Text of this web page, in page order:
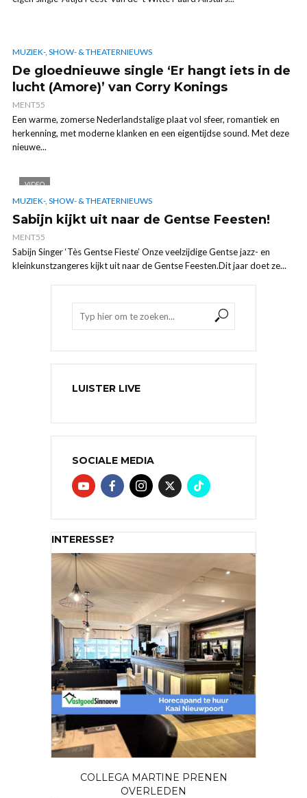
MUZIEK-, SHOW- & THEATERNIEUWS
De gloednieuwe single ‘Er hangt iets in de
lucht (Amore)’ van Corry Konings
MENT55
Een warme, zomerse Nederlandstalige plaat vol sfeer, romantiek en
herkenning, met moderne klanken en een eigentijdse sound. Met deze
nieuwe...
VIDEO
MUZIEK-, SHOW- & THEATERNIEUWS
Sabijn kijkt uit naar de Gentse Feesten!
MENT55
Sabijn Singer ‘Tès Gentse Fieste’ Onze veelzijdige Gentse jazz- en
kleinkunstzangeres kijkt uit naar de Gentse Feesten.Dit jaar doet ze...
LUISTER LIVE
SOCIALE MEDIA
INTERESSE?
COLLEGA MARTINE PRENEN
OVERLEDEN